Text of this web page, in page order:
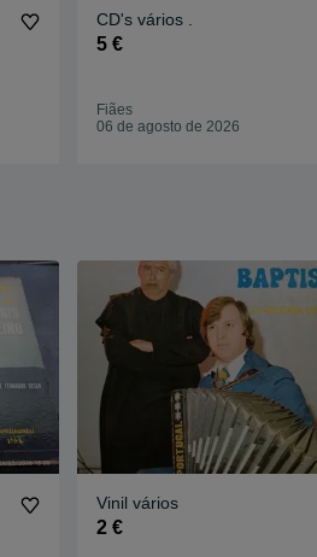
CD's vários .
5 €
Fiães
06 de agosto de 2026
Vinil vários
2 €